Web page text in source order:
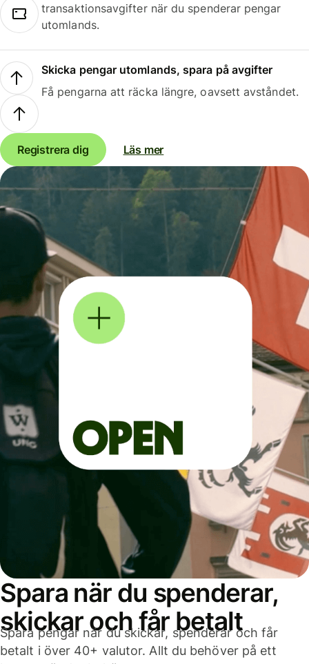
transaktionsavgifter när du spenderar pengar
utomlands.
Skicka pengar utomlands, spara på avgifter
Få pengarna att räcka längre, oavsett avståndet.
Registrera dig Läs mer
Spara när du spenderar,
skickar och får betalt
Spara pengar när du skickar, spenderar och får
betalt i över 40+ valutor. Allt du behöver på ett